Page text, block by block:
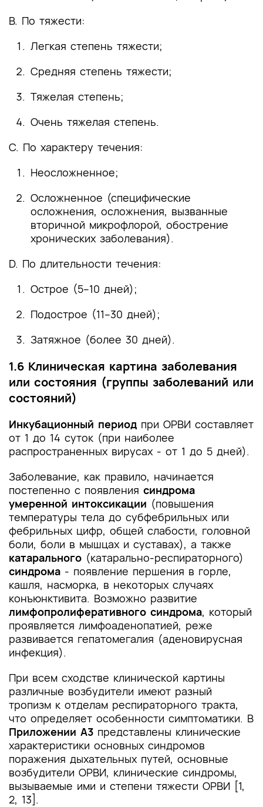
B. По тяжести:
Легкая степень тяжести;
Средняя степень тяжести;
Тяжелая степень;
Очень тяжелая степень.
C. По характеру течения:
Неосложненное;
Осложненное (специфические
осложнения, осложнения, вызванные
вторичной микрофлорой, обострение
хронических заболевания).
D. По длительности течения:
Острое (5–10 дней);
Подострое (11–30 дней);
Затяжное (более 30 дней).
1.6 Клиническая картина заболевания
или состояния (группы заболеваний или
состояний)
Инкубационный период при ОРВИ составляет
от 1 до 14 суток (при наиболее
распространенных вирусах - от 1 до 5 дней).
Заболевание, как правило, начинается
постепенно с появления синдрома
умеренной интоксикации (повышения
температуры тела до субфебрильных или
фебрильных цифр, общей слабости, головной
боли, боли в мышцах и суставах), а также
катарального (катарально-респираторного)
синдрома - появление першения в горле,
кашля, насморка, в некоторых случаях
конъюнктивита. Возможно развитие
лимфопролиферативного синдрома, который
проявляется лимфоаденопатией, реже
развивается гепатомегалия (аденовирусная
инфекция).
При всем сходстве клинической картины
различные возбудители имеют разный
тропизм к отделам респираторного тракта,
что определяет особенности симптоматики. В
Приложении А3 представлены клинические
характеристики основных синдромов
поражения дыхательных путей, основные
возбудители ОРВИ, клинические синдромы,
вызываемые ими и степени тяжести ОРВИ [1,
2, 13].